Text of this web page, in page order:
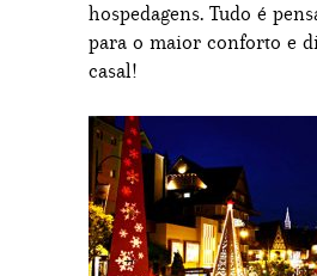
hospedagens. Tudo é
para o maior conforto e
casal!